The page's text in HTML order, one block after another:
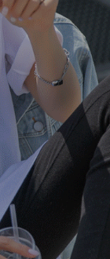
오늘출발 시즌